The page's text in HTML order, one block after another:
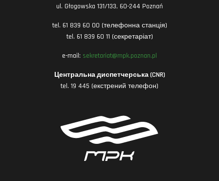
ul. Głogowska 131/133, 60-244 Poznań
tel. 61 839 60 00 (телефонна станція)
tel. 61 839 60 11 (секретаріат)
e-mail: sekretariat@mpk.poznan.pl
Центральна диспетчерська (CNR)
tel. 19 445 (екстрений телефон)